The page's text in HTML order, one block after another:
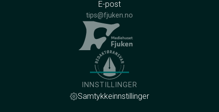
E-post
tips@fjuken.no
INNSTILLINGER
Samtykkeinnstillinger